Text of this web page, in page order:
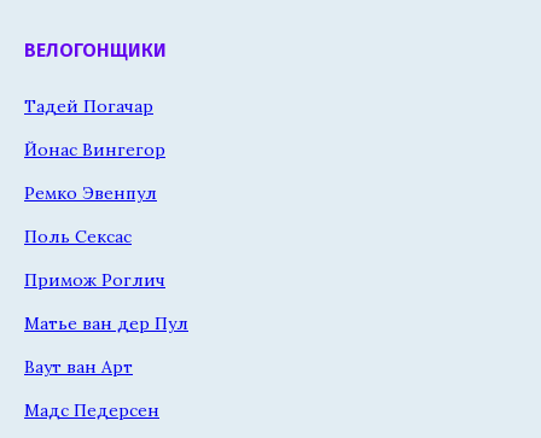
ВЕЛОГОНЩИКИ
Тадей Погачар
Йонас Вингегор
Ремко Эвенпул
Поль Сексас
Примож Роглич
Матье ван дер Пул
Ваут ван Арт
Мадс Педерсен